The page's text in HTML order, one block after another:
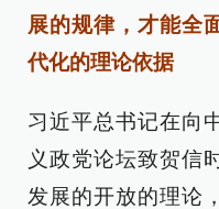
展的规律，才能全
代化的理论依据
习近平总书记在向
义政党论坛致贺信
发展的开放的理论